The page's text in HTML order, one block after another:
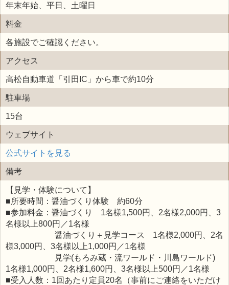
年末年始、平日、土曜日
料金
各施設でご確認ください。
アクセス
高松自動車道「引田IC」から車で約10分
駐車場
15台
ウェブサイト
公式サイトを見る
備考
【見学・体験について】
■所要時間：醤油づくり体験 約60分
■参加料金：醤油づくり 1名様1,500円、2名様2,000円、3
名様以上800円／1名様
醤油づくり＋見学コース 1名様2,000円、2名
様3,000円、3名様以上1,000円／1名様
見学(もろみ蔵・流ワールド・川島ワールド)
1名様1,000円、2名様1,600円、3名様以上500円／1名様
■受入人数：1回あたり定員20名（事前にご連絡をいただけ